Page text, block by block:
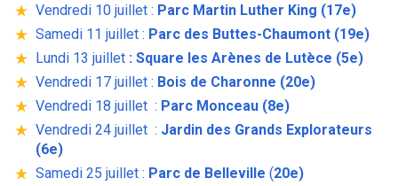
Vendredi 10 juillet : Parc Martin Luther King (17e)
Samedi 11 juillet : Parc des Buttes-Chaumont (19e)
Lundi 13 juillet : Square les Arènes de Lutèce (5e)
Vendredi 17 juillet : Bois de Charonne (20e)
Vendredi 18 juillet : Parc Monceau (8e)
Vendredi 24 juillet : Jardin des Grands Explorateurs
(6e)
Samedi 25 juillet : Parc de Belleville (20e)